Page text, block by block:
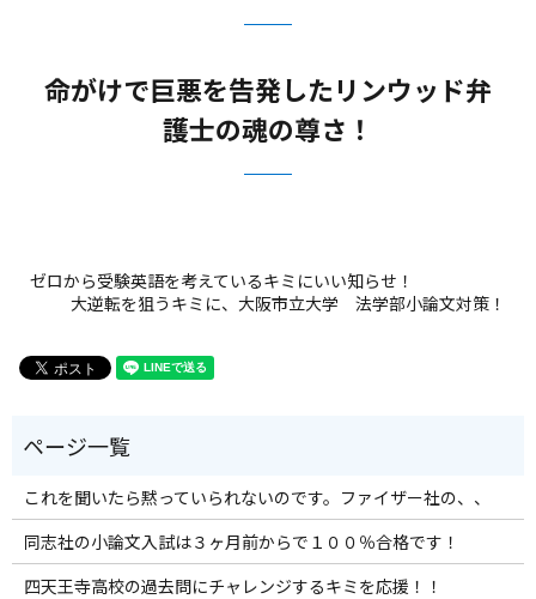
命がけで巨悪を告発したリンウッド弁
護士の魂の尊さ！
ゼロから受験英語を考えているキミにいい知らせ！
大逆転を狙うキミに、大阪市立大学 法学部小論文対策！
これを聞いたら黙っていられないのです。ファイザー社の、、
同志社の小論文入試は３ヶ月前からで１００％合格です！
四天王寺高校の過去問にチャレンジするキミを応援！！